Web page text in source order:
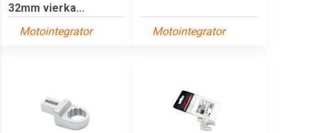
32mm vierka...
Motointegrator
Motointegrator